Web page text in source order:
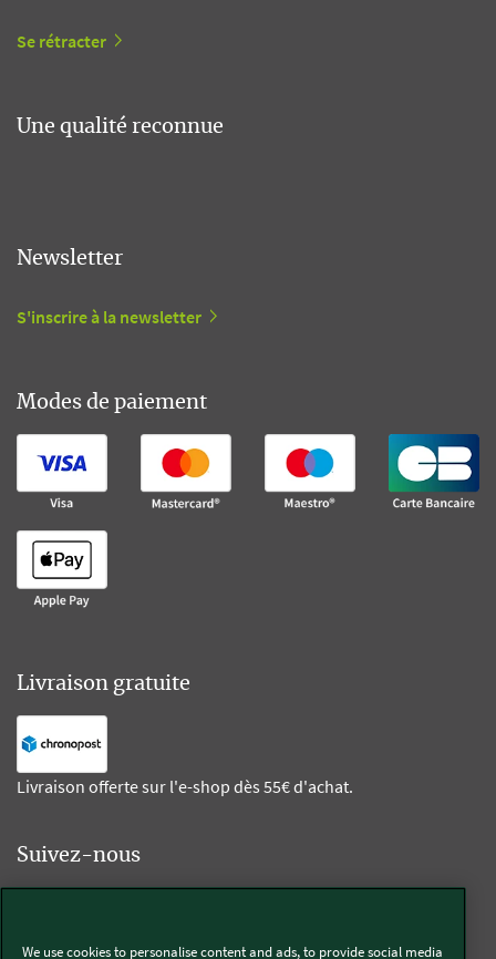
Se rétracter
Une qualité reconnue
Newsletter
S'inscrire à la newsletter
Modes de paiement
Livraison gratuite
Livraison offerte sur l'e-shop dès 55€ d'achat.
Suivez-nous
We use cookies to personalise content and ads, to provide social media